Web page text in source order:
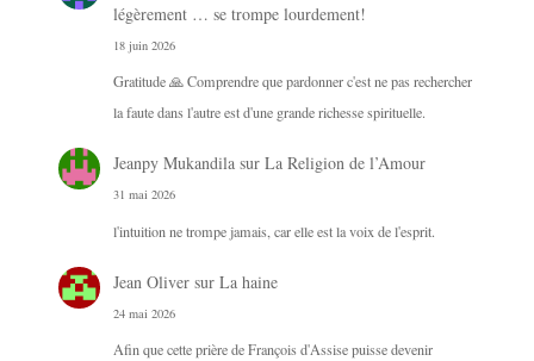
légèrement … se trompe lourdement!
18 juin 2026
Gratitude 🙏 Comprendre que pardonner c'est ne pas rechercher
la faute dans l'autre est d'une grande richesse spirituelle.
Jeanpy Mukandilasur La Religion de l’Amour
31 mai 2026
l'intuition ne trompe jamais, car elle est la voix de l'esprit.
Jean Oliversur La haine
24 mai 2026
Afin que cette prière de François d'Assise puisse devenir